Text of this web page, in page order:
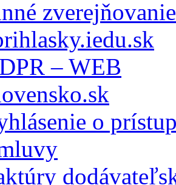
zverejňovanie
– WEB
o